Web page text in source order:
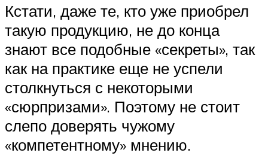
Кстати, даже те, кто уже приобрел
такую продукцию, не до конца
знают все подобные «секреты», так
как на практике еще не успели
столкнуться с некоторыми
«сюрпризами». Поэтому не стоит
слепо доверять чужому
«компетентному» мнению.